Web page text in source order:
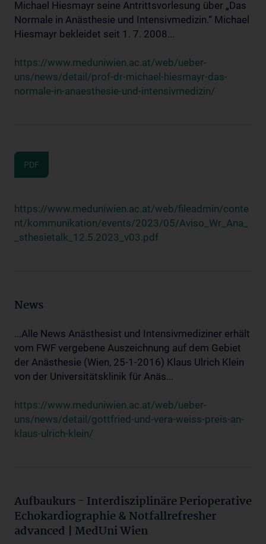
Michael Hiesmayr seine Antrittsvorlesung über „Das
Normale in Anästhesie und Intensivmedizin.“ Michael
Hiesmayr bekleidet seit 1. 7. 2008...
https://www.meduniwien.ac.at/web/ueber-
uns/news/detail/prof-dr-michael-hiesmayr-das-
normale-in-anaesthesie-und-intensivmedizin/
PDF
https://www.meduniwien.ac.at/web/fileadmin/conte
nt/kommunikation/events/2023/05/Aviso_Wr_Ana_
_sthesietalk_12.5.2023_v03.pdf
News
...Alle News Anästhesist und Intensivmediziner erhält
vom FWF vergebene Auszeichnung auf dem Gebiet
der Anästhesie (Wien, 25-1-2016) Klaus Ulrich Klein
von der Universitätsklinik für Anäs...
https://www.meduniwien.ac.at/web/ueber-
uns/news/detail/gottfried-und-vera-weiss-preis-an-
klaus-ulrich-klein/
Aufbaukurs - Interdisziplinäre Perioperative
Echokardiographie & Notfallrefresher
advanced | MedUni Wien